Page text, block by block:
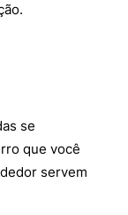
se
que você
servem